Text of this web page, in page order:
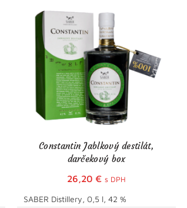
Constantin Jablkový destilát,
darčekový box
26,20 € s DPH
SABER Distillery, 0,5 l, 42 %